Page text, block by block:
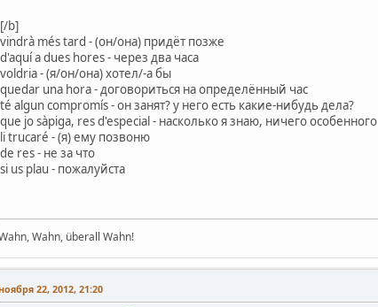
[/b]
vindrà més tard - (он/она) придёт позже
d'aquí a dues hores - через два часа
voldria - (я/он/она) хотел/-а бы
quedar una hora - договориться на определённый час
té algun compromís - он занят? у него есть какие-нибудь дела?
que jo sàpiga, res d'especial - насколько я знаю, ничего особенного
li trucaré - (я) ему позвоню
de res - не за что
si us plau - пожалуйста
Wahn, überall Wahn!
22, 2012, 21:20